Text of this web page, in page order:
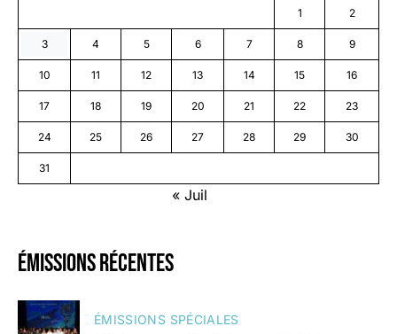
1 2
3 4 5 6 7 8 9
10 11 12 13 14 15 16
17 18 19 20 21 22 23
24 25 26 27 28 29 30
31
« Juil
émissions récentes
ÉMISSIONS SPÉCIALES